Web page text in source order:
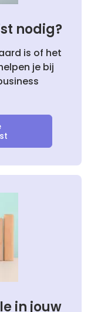
nodig?
is of het
je bij
in jouw